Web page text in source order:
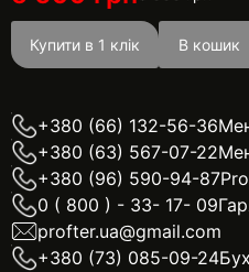
Купити в 1 клік В кошик
+380 (66) 132-56-36
+380 (63) 567-07-22
+380 (96) 590-94-87
0 ( 800 ) - 33- 17- 09
profter.ua@gmail.com
+380 (73) 085-09-24